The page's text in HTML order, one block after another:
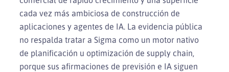
cada vez más ambiciosa de construcción de
aplicaciones y agentes de IA. La evidencia pública
no respalda tratar a Sigma como un motor nativo
de planificación u optimización de supply chain,
porque sus afirmaciones de previsión e IA siguen